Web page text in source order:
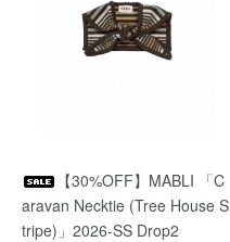
【30%OFF】MABLI 「C
aravan Necktie (Tree House S
tripe)」2026-SS Drop2